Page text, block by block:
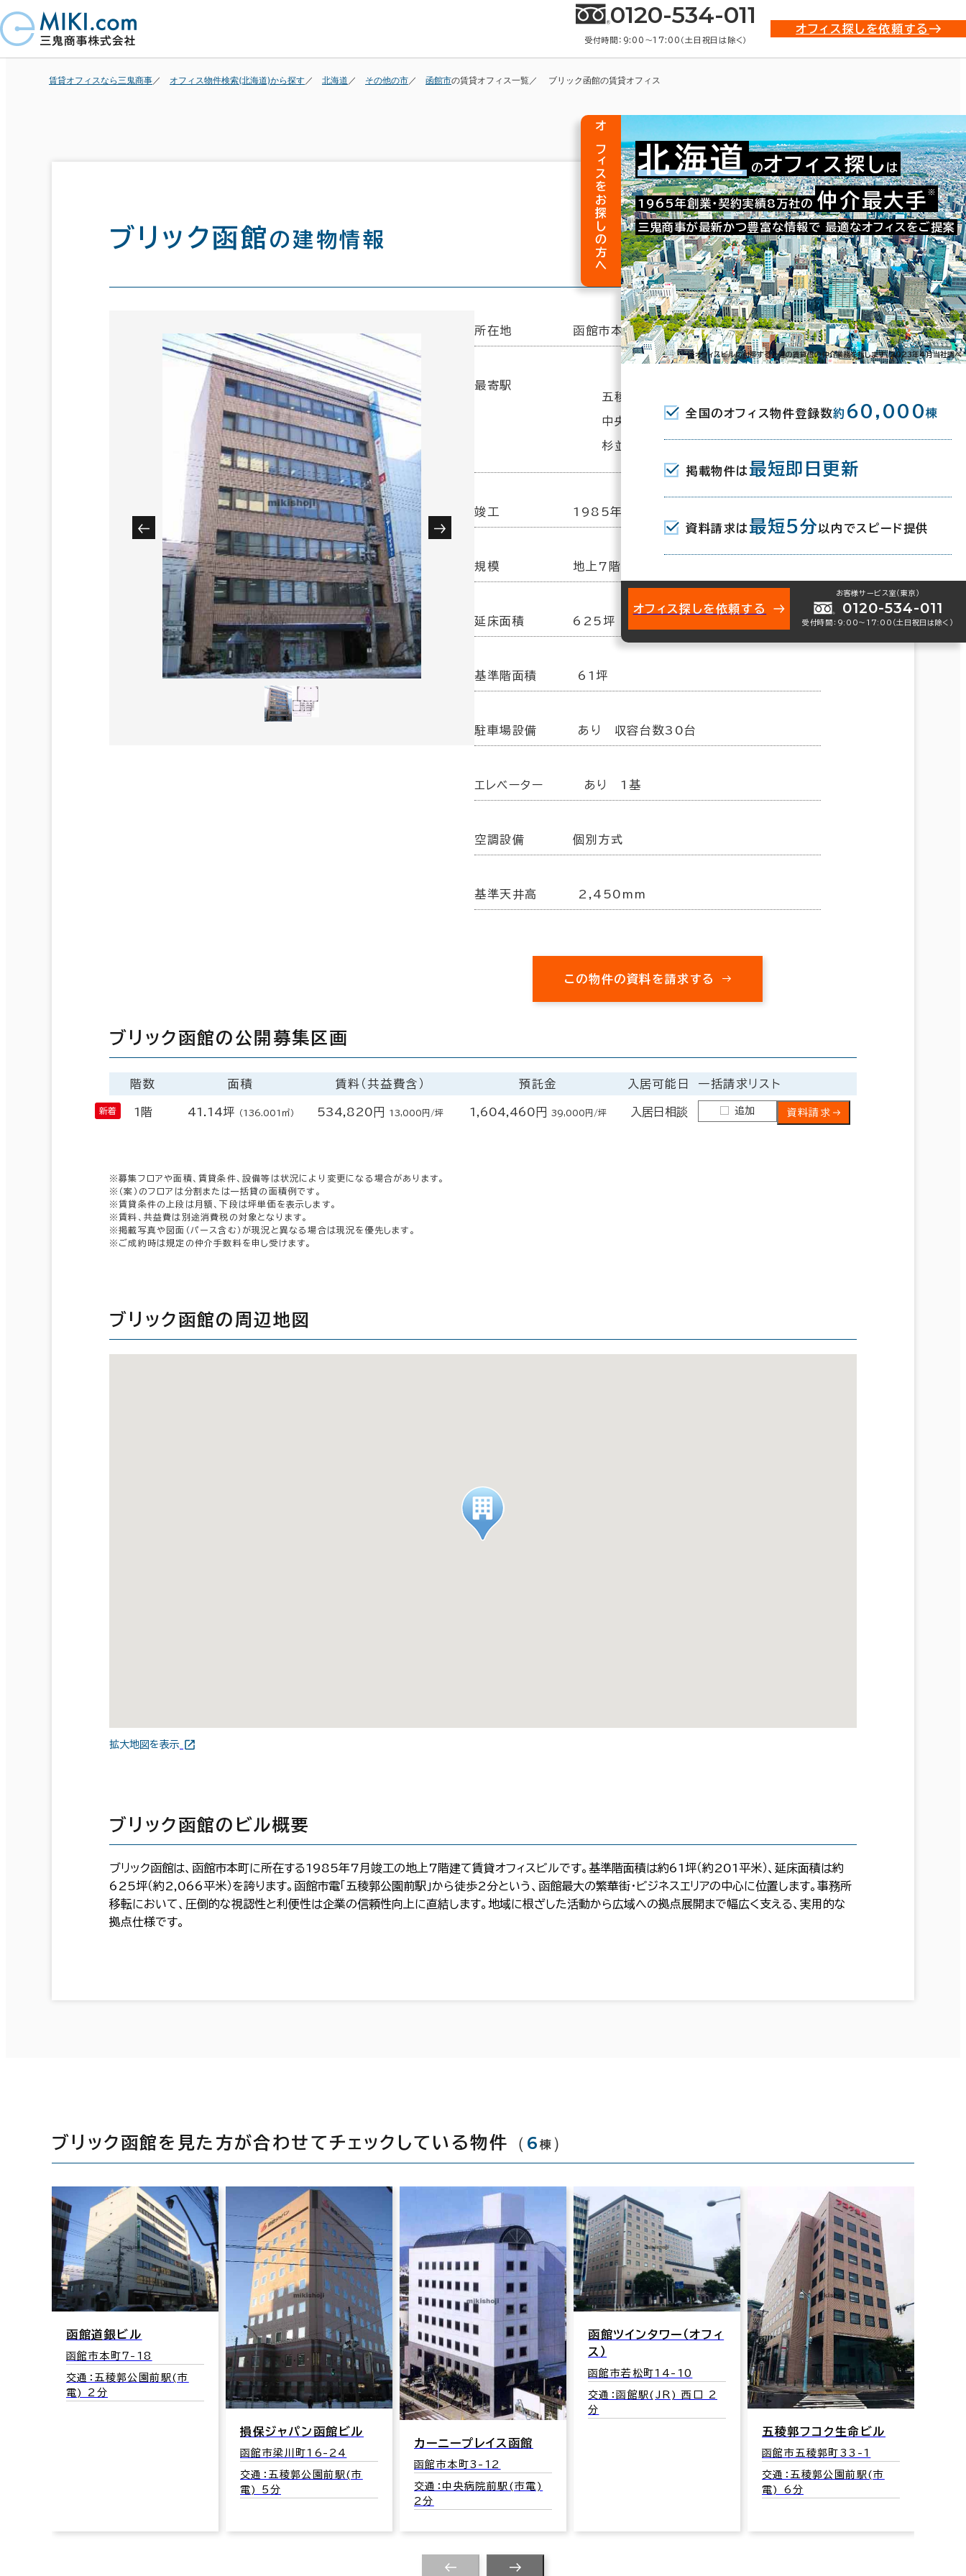
0120-534-011
受付時間：9:00〜17:00（土日祝日は除く）
オフィス探しを依頼する
賃貸オフィスなら三鬼商事 オフィス物件検索(北海道)から探す 北海道 その他の市 函館市の賃貸オフィス一覧 ブリック函館の賃貸オフィス
ブリック函館 の建物情報
お問い合わせ番号：001-10907
所在地 函館市本町6-12
最寄駅
五稜郭公園前駅(市電) 2分
中央病院前駅(市電) 4分
杉並町駅(市電) 出入口1 8分
竣工 1985年 7月（リニューアル：2024年 8月）
規模 地上7階建
延床面積 625坪
基準階面積 61坪
駐車場設備 あり 収容台数30台
エレベーター あり 1基
空調設備 個別方式
基準天井高 2,450mm
この物件の資料を請求する
ブリック函館の公開募集区画
階数 面積 賃料（共益費含） 預託金 入居可能日 一括請求リスト
1階 41.14坪 （136.001㎡） 534,820円 13,000円/坪 1,604,460円 39,000円/坪 入居日相談 追加 資料請求
※募集フロアや面積、賃貸条件、設備等は状況により変更になる場合があります。
※（案）のフロアは分割または一括貸の面積例です。
※賃貸条件の上段は月額、下段は坪単価を表示します。
※賃料、共益費は別途消費税の対象となります。
※掲載写真や図面（パース含む）が現況と異なる場合は現況を優先します。
※ご成約時は規定の仲介手数料を申し受けます。
ブリック函館の周辺地図
拡大地図を表示
ブリック函館のビル概要
ブリック函館は、函館市本町に所在する1985年7月竣工の地上7階建て賃貸オフィスビルです。基準階面積は約61坪（約201平米）、延床面積は約
625坪（約2,066平米）を誇ります。函館市電「五稜郭公園前駅」から徒歩2分という、函館最大の繁華街・ビジネスエリアの中心に位置します。事務所
移転において、圧倒的な視認性と利便性は企業の信頼性向上に直結します。地域に根ざした活動から広域への拠点展開まで幅広く支える、実用的な
拠点仕様です。
ブリック函館を見た方が合わせてチェックしている物件 （ 6 棟 ）
函館道銀ビル
函館市本町7-18
交通：五稜郭公園前駅(市
電) 2分
損保ジャパン函館ビル
函館市梁川町16-24
交通：五稜郭公園前駅(市
電) 5分
カーニープレイス函館
函館市本町3-12
交通：中央病院前駅(市電)
2分
函館ツインタワー（オフィ
ス）
函館市若松町14-10
交通：函館駅(JR) 西口 2
分
五稜郭フコク生命ビル
函館市五稜郭町33-1
交通：五稜郭公園前駅(市
電) 6分
オフィスをお探しの方へ 北海道 のオフィス探し は
1965年創業・契約実績8万社の 仲介最大手 ※
三鬼商事が最新かつ豊富な情報で 最適なオフィスをご提案
※オフィスビルに付帯する一連の賃貸借の仲介業務を指します。2023年4月当社調べ
全国のオフィス物件登録数約 60,000棟
掲載物件は 最短即日更新
資料請求は 最短5分 以内でスピード提供
オフィス探しを依頼する
お客様サービス室（東京）
0120-534-011
受付時間：9:00〜17:00（土日祝日は除く）